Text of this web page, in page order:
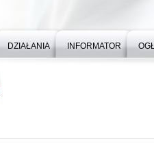
DZIAŁANIA INFORMATOR